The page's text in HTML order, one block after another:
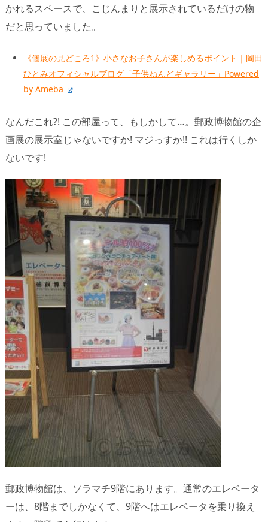
かれるスペースで、こじんまりと展示されているだけの物
だと思っていました。
《個展の見どころ1》小さなお子さんが楽しめるポイント｜岡田
ひとみオフィシャルブログ「子供ねんどギャラリー」Powered
by Ameba
なんだこれ?! この部屋って、もしかして…。郵政博物館の企
画展の展示室じゃないですか! マジっすか!! これは行くしか
ないです!
郵政博物館は、ソラマチ9階にあります。通常のエレベータ
ーは、8階までしかなくて、9階へはエレベータを乗り換え